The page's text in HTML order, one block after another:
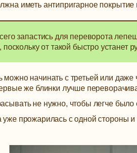
иметь антипригарное
запастись для переворота
поскольку от такой быстро устанет
начинать с третьей или даже
же блинки лучше
не нужно, чтобы легче было
прожарилась с одной стороны и